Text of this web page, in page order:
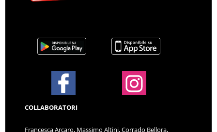
COLLABORATORI
Francesca Arcaro, Massimo Altini, Corrado Bellora,